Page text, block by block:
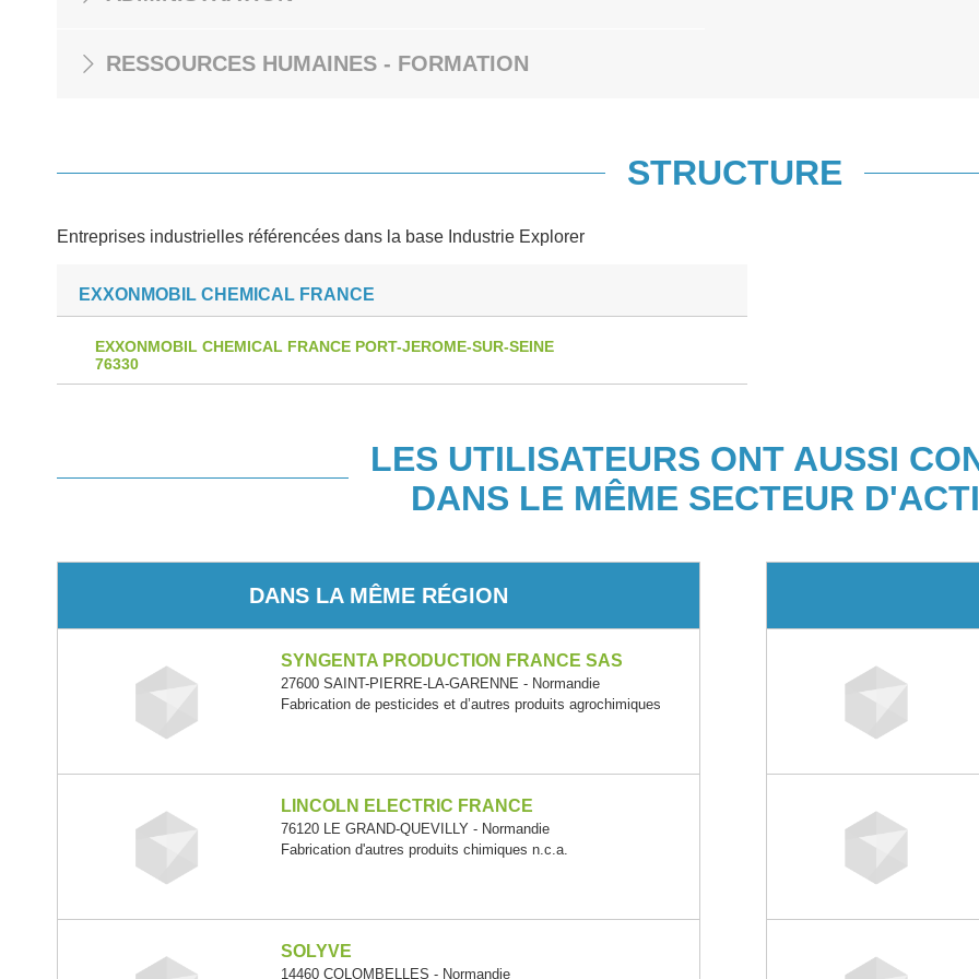
RESSOURCES HUMAINES - FORMATION
STRUCTURE
Entreprises industrielles référencées dans la base Industrie Explorer
EXXONMOBIL CHEMICAL FRANCE
EXXONMOBIL CHEMICAL FRANCE PORT-JEROME-SUR-SEINE
76330
LES UTILISATEURS ONT AUSSI
DANS LE MÊME SECTEUR
DANS LA MÊME RÉGION
SYNGENTA PRODUCTION FRANCE SAS
27600 SAINT-PIERRE-LA-GARENNE - Normandie
Fabrication de pesticides et d’autres produits agrochimiques
LINCOLN ELECTRIC FRANCE
76120 LE GRAND-QUEVILLY - Normandie
Fabrication d'autres produits chimiques n.c.a.
SOLYVE
14460 COLOMBELLES - Normandie